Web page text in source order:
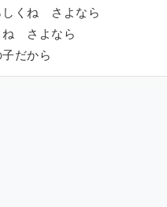
しくね さよなら
ね さよなら
だから